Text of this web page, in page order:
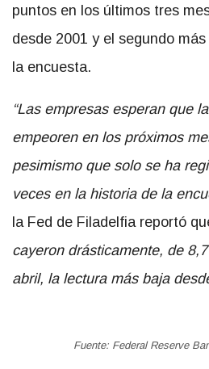
puntos en los últimos tres
desde 2001 y el segundo
la encuesta.
“Las empresas esperan que
empeoren en los próximos
pesimismo que solo se ha
veces en la historia de la
la Fed de Filadelfia reportó
cayeron drásticamente, de
abril, la lectura más baja
Fuente: Federal Reserve